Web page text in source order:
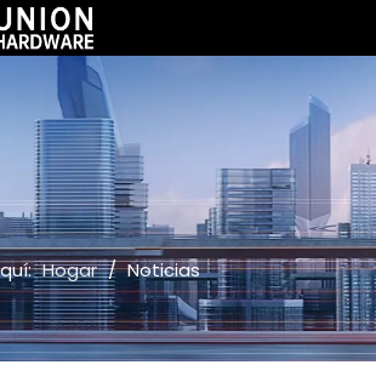
Hogar / Noticias